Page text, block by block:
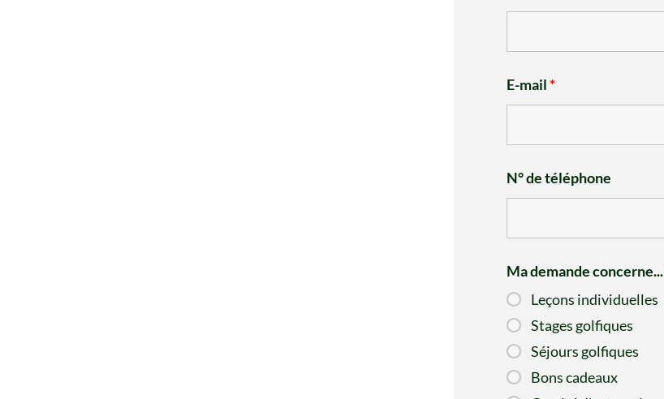
E-mail*
N° de téléphone
Ma demande concerne...
Leçons individuelles
Stages golfiques
Séjours golfiques
Bons cadeaux